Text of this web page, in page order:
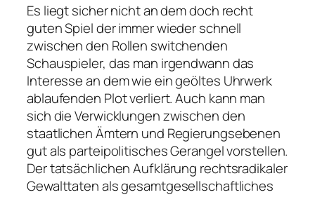
Es liegt sicher nicht an dem doch recht
guten Spiel der immer wieder schnell
zwischen den Rollen switchenden
Schauspieler, das man irgendwann das
Interesse an dem wie ein geöltes Uhrwerk
ablaufenden Plot verliert. Auch kann man
sich die Verwicklungen zwischen den
staatlichen Ämtern und Regierungsebenen
gut als parteipolitisches Gerangel vorstellen.
Der tatsächlichen Aufklärung rechtsradikaler
Gewalttaten als gesamtgesellschaftliches